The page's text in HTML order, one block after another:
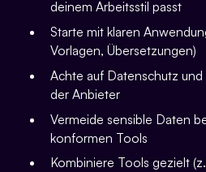
deinem Arbeitsstil passt
Starte mit klaren
Vorlagen, Übersetzungen)
Achte auf Datenschutz
der Anbieter
Vermeide sensible Daten
konformen Tools
Kombiniere Tools gezielt